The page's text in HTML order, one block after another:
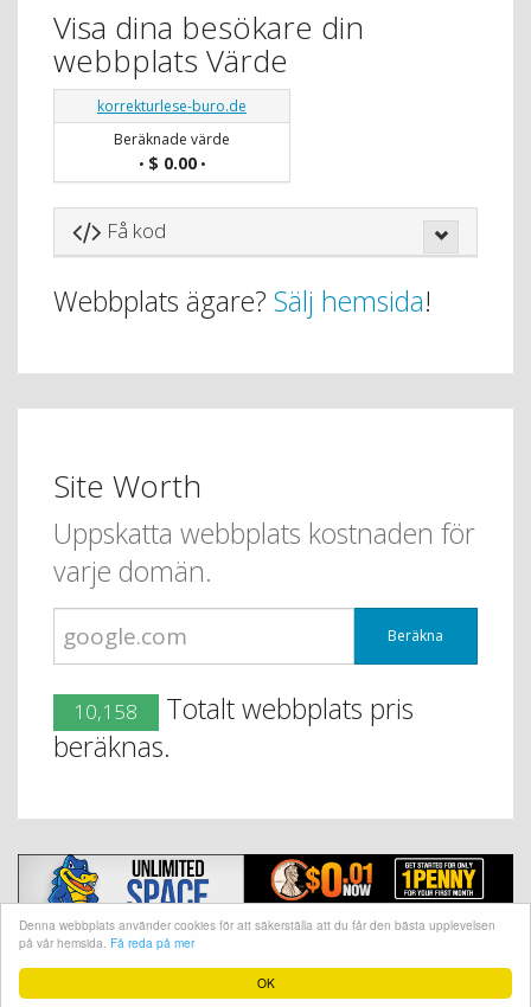
OK
Denna webbplats använder cookies för att säkerställa att du får den bästa upplevelsen
på vår hemsida. Få reda på mer
Visa dina besökare din
webbplats Värde
korrekturlese-buro.de
Beräknade värde
• $ 0.00•
Få kod
Webbplats ägare? Sälj hemsida!
Site Worth
Uppskatta webbplats kostnaden för
varje domän.
Beräkna
10,158
Totalt webbplats pris
beräknas.
@ CopyRight 2018 Site Worth